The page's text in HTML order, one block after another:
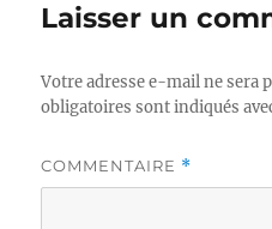
Laisser un
Votre adresse e-mail ne sera
obligatoires sont indiqués
COMMENTAIRE *